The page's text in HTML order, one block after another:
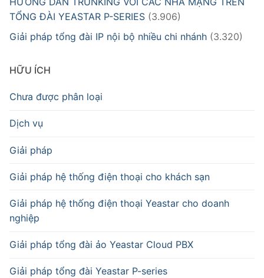
TỔNG ĐÀI YEASTAR P-SERIES (3.906)
Giải pháp tổng đài IP nội bộ nhiều chi nhánh (3.320)
HỮU ÍCH
Chưa được phân loại
Dịch vụ
Giải pháp
Giải pháp hệ thống điện thoại cho khách sạn
Giải pháp hệ thống điện thoại Yeastar cho doanh
nghiệp
Giải pháp tổng đài ảo Yeastar Cloud PBX
Giải pháp tổng đài Yeastar P-series